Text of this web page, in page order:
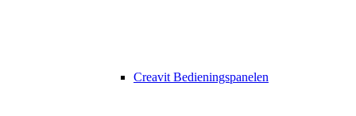
Creavit Bedieningspanelen